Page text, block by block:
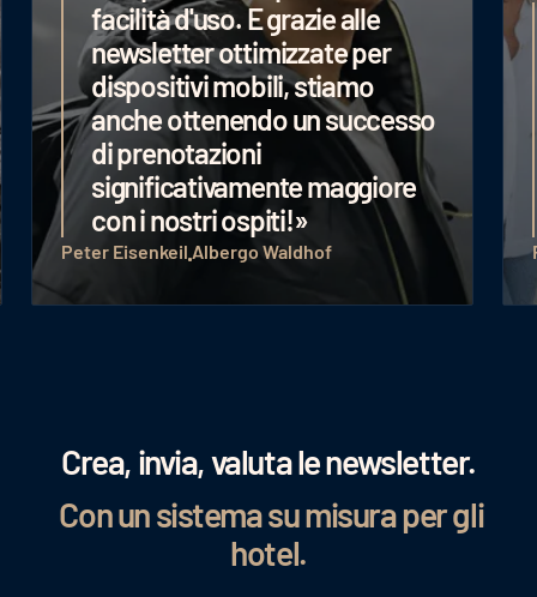
«Siamo estremamente
soddisfatti di ADDITIVE+
NEWSLETTER. Non è solo
molto facile da usare, ma
anche molto accattivante dal
punto di vista grafico.
Decisamente consigliato!»
Famiglia SpöglerAlbergo Patrizia
Crea, invia, valuta le newsletter.
Con un sistema su misura per gli
hotel.